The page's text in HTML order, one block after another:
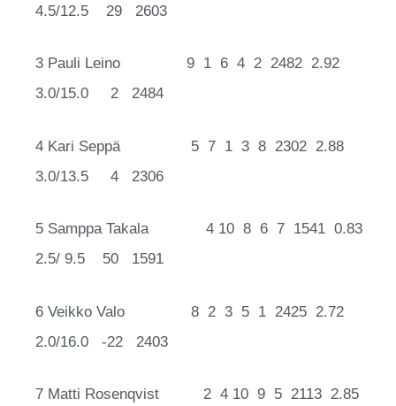
4.5/12.5 29 2603
3 Pauli Leino 9 1 6 4 2 2482 2.92
3.0/15.0 2 2484
4 Kari Seppä 5 7 1 3 8 2302 2.88
3.0/13.5 4 2306
5 Samppa Takala 4 10 8 6 7 1541 0.83
2.5/ 9.5 50 1591
6 Veikko Valo 8 2 3 5 1 2425 2.72
2.0/16.0 -22 2403
7 Matti Rosenqvist 2 4 10 9 5 2113 2.85